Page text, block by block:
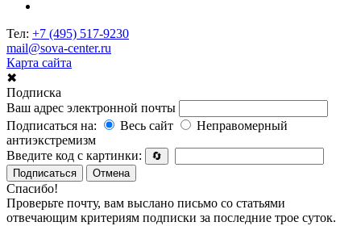
Тел: +7 (495) 517-9230
mail@sova-center.ru
Карта сайта
✖
Подписка
Ваш адрес электронной почты
Подписаться на:
Весь сайт
Неправомерный
антиэкстремизм
Введите код с картинки:
🔄
Подписаться
Отмена
Спасибо!
Проверьте почту, вам выслано письмо со статьями
отвечающим критериям подписки за последние трое суток.